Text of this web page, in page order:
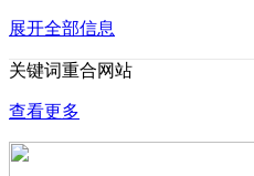
展开全部信息
关键词重合网站
查看更多